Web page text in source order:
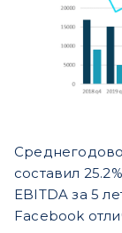
составил
EBITDA за 5
Facebook